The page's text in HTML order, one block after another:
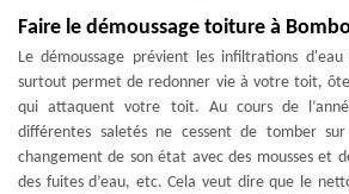
Faire le démoussage toiture à
Le démoussage prévient les infiltrations
surtout permet de redonner vie à votre toit,
qui attaquent votre toit. Au cours de
différentes saletés ne cessent de tomber
changement de son état avec des mousses et
des fuites d’eau, etc. Cela veut dire que le